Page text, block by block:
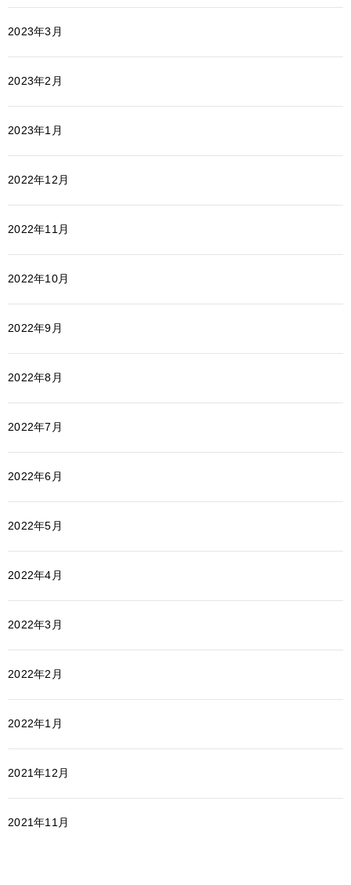
2023年3月
2023年2月
2023年1月
2022年12月
2022年11月
2022年10月
2022年9月
2022年8月
2022年7月
2022年6月
2022年5月
2022年4月
2022年3月
2022年2月
2022年1月
2021年12月
2021年11月